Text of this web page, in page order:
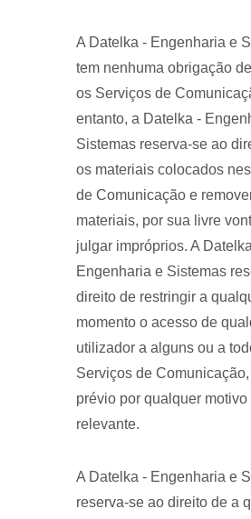
A Datelka - Engenharia e
tem nenhuma obrigação
os Serviços de
entanto, a Datelka -
Sistemas reserva-se ao
os materiais colocados
de Comunicação e
materiais, por sua livre
julgar impróprios. A
Engenharia e Sistemas
direito de restringir a
momento o acesso de
utilizador a alguns ou a
Serviços de
prévio por qualquer
relevante.
A Datelka - Engenharia e
reserva-se ao direito de a